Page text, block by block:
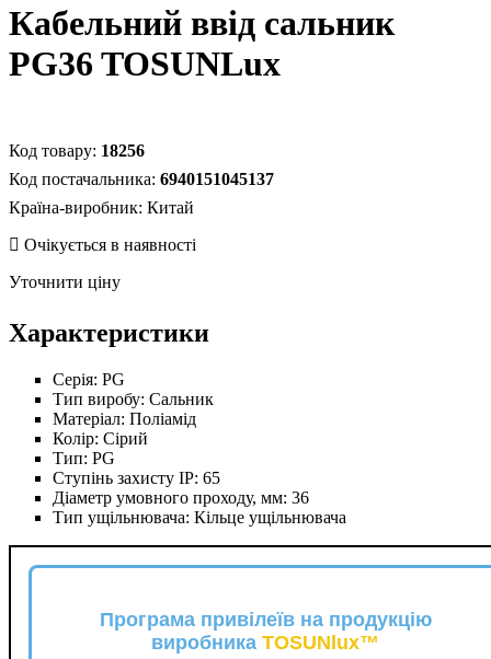
Кабельний ввід сальник
PG36 TOSUNLux
18256
6940151045137
Країна-виробник: Китай
Уточнити ціну
Характеристики
Серія: PG
Тип виробу: Сальник
Матеріал: Поліамід
Колір: Сірий
Тип: PG
Ступінь захисту IP: 65
Діаметр умовного проходу, мм: 36
Тип ущільнювача: Кільце ущільнювача
Програма привілеїв на продукцію
виробника TOSUNlux™